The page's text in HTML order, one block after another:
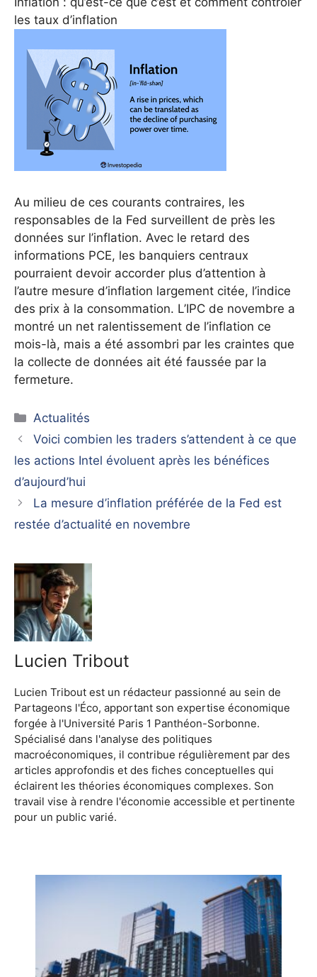
les taux d’inflation
Au milieu de ces courants contraires, les
responsables de la Fed surveillent de près les
données sur l’inflation. Avec le retard des
informations PCE, les banquiers centraux
pourraient devoir accorder plus d’attention à
l’autre mesure d’inflation largement citée, l’indice
des prix à la consommation. L’IPC de novembre a
montré un net ralentissement de l’inflation ce
mois-là, mais a été assombri par les craintes que
la collecte de données ait été faussée par la
fermeture.
Catégories
Actualités
Voici combien les traders s’attendent à ce que
les actions Intel évoluent après les bénéfices
d’aujourd’hui
La mesure d’inflation préférée de la Fed est
restée d’actualité en novembre
Lucien Tribout
Lucien Tribout est un rédacteur passionné au sein de
Partageons l'Éco, apportant son expertise économique
forgée à l'Université Paris 1 Panthéon-Sorbonne.
Spécialisé dans l'analyse des politiques
macroéconomiques, il contribue régulièrement par des
articles approfondis et des fiches conceptuelles qui
éclairent les théories économiques complexes. Son
travail vise à rendre l'économie accessible et pertinente
pour un public varié.